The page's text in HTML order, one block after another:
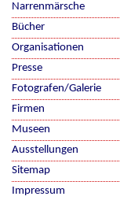
Narrenmärsche
Bücher
Organisationen
Presse
Fotografen/Galerie
Firmen
Museen
Ausstellungen
Sitemap
Impressum